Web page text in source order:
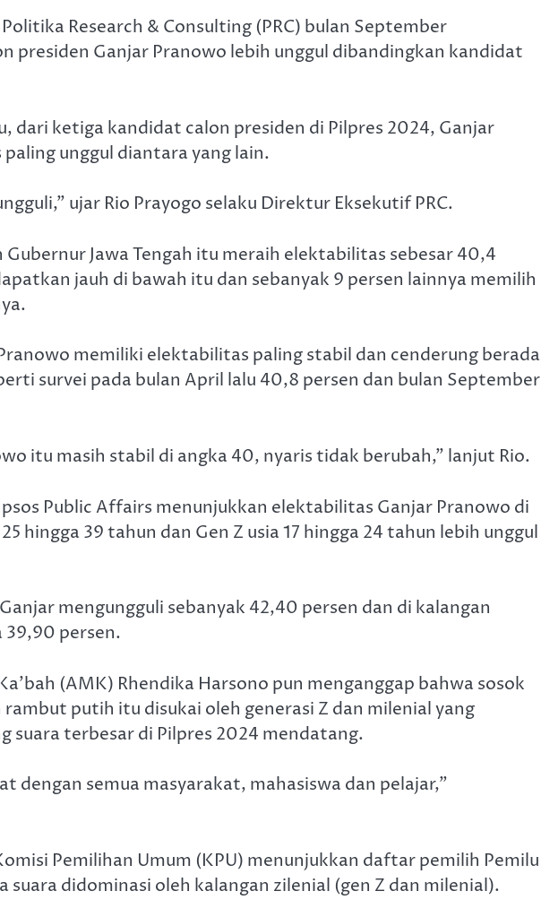
Research & Consulting (PRC) bulan September
presiden Ganjar Pranowo lebih unggul dibandingkan kandidat
dari ketiga kandidat calon presiden di Pilpres 2024, Ganjar
unggul diantara yang lain.
ujar Rio Prayogo selaku Direktur Eksekutif PRC.
Jawa Tengah itu meraih elektabilitas sebesar 40,4
jauh di bawah itu dan sebanyak 9 persen lainnya memilih
memiliki elektabilitas paling stabil dan cenderung berada
survei pada bulan April lalu 40,8 persen dan bulan September
itu masih stabil di angka 40, nyaris tidak berubah,” lanjut Rio.
Public Affairs menunjukkan elektabilitas Ganjar Pranowo di
hingga 39 tahun dan Gen Z usia 17 hingga 24 tahun lebih unggul
mengungguli sebanyak 42,40 persen dan di kalangan
39,90 persen.
(AMK) Rhendika Harsono pun menganggap bahwa sosok
putih itu disukai oleh generasi Z dan milenial yang
suara terbesar di Pilpres 2024 mendatang.
dengan semua masyarakat, mahasiswa dan pelajar,”
Pemilihan Umum (KPU) menunjukkan daftar pemilih Pemilu
suara didominasi oleh kalangan zilenial (gen Z dan milenial).